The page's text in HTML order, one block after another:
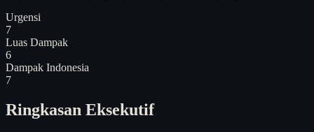
Urgensi
7
Luas Dampak
6
Dampak Indonesia
7
Ringkasan Eksekutif